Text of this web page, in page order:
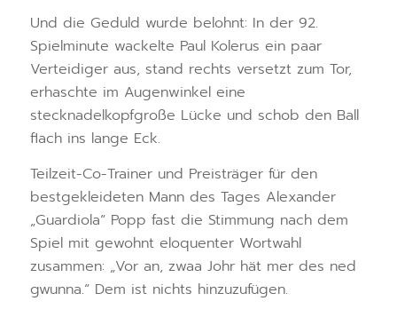
Und die Geduld wurde belohnt: In der 92.
Spielminute wackelte Paul Kolerus ein paar
Verteidiger aus, stand rechts versetzt zum Tor,
erhaschte im Augenwinkel eine
stecknadelkopfgroße Lücke und schob den Ball
flach ins lange Eck.
Teilzeit-Co-Trainer und Preisträger für den
bestgekleideten Mann des Tages Alexander
„Guardiola“ Popp fast die Stimmung nach dem
Spiel mit gewohnt eloquenter Wortwahl
zusammen: „Vor an, zwaa Johr hät mer des ned
gwunna.“ Dem ist nichts hinzuzufügen.